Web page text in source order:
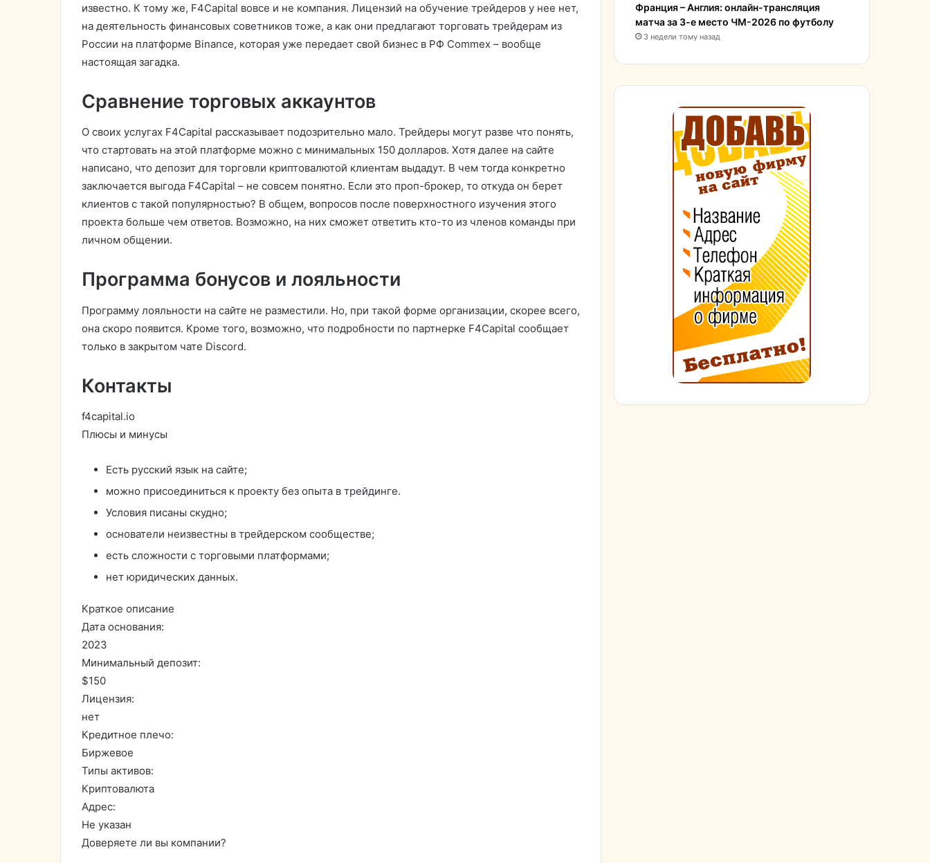
известно. К тому же, F4Capital вовсе и не компания. Лицензий на обучение трейдеров у нее нет,
на деятельность финансовых советников тоже, а как они предлагают торговать трейдерам из
России на платформе Binance, которая уже передает свой бизнес в РФ Commex – вообще
настоящая загадка.
Сравнение торговых аккаунтов
О своих услугах F4Capital рассказывает подозрительно мало. Трейдеры могут разве что понять,
что стартовать на этой платформе можно с минимальных 150 долларов. Хотя далее на сайте
написано, что депозит для торговли криптовалютой клиентам выдадут. В чем тогда конкретно
заключается выгода F4Capital – не совсем понятно. Если это проп-брокер, то откуда он берет
клиентов с такой популярностью? В общем, вопросов после поверхностного изучения этого
проекта больше чем ответов. Возможно, на них сможет ответить кто-то из членов команды при
личном общении.
Программа бонусов и лояльности
Программу лояльности на сайте не разместили. Но, при такой форме организации, скорее всего,
она скоро появится. Кроме того, возможно, что подробности по партнерке F4Capital сообщает
только в закрытом чате Discord.
Контакты
f4capital.io
Плюсы и минусы
Есть русский язык на сайте;
можно присоединиться к проекту без опыта в трейдинге.
Условия писаны скудно;
основатели неизвестны в трейдерском сообществе;
есть сложности с торговыми платформами;
нет юридических данных.
Краткое описание
Дата основания:
2023
Минимальный депозит:
$150
Лицензия:
нет
Кредитное плечо:
Биржевое
Типы активов:
Криптовалюта
Адрес:
Не указан
Доверяете ли вы компании?
Франция – Англия: онлайн-трансляция
матча за 3-е место ЧМ-2026 по футболу
3 недели тому назад